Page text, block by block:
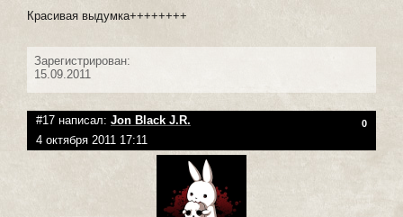
Красивая выдумка++++++++
Зарегистрирован:
15.09.2011
#17 написал: Jon Black J.R. 0
4 октября 2011 17:11